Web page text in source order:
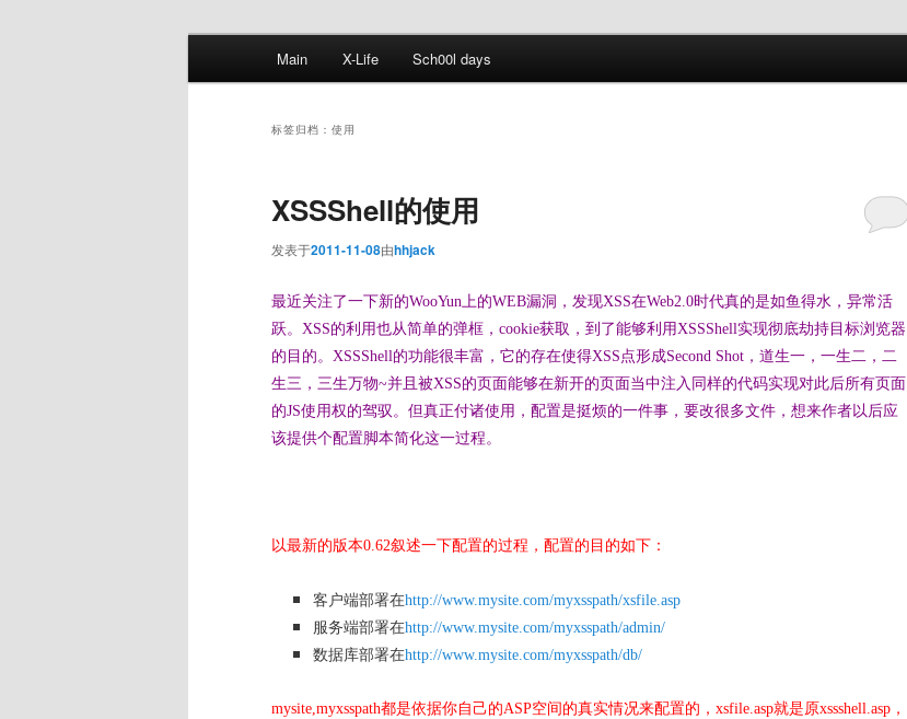
Main X-Life Sch00l days
标签归档： 使用
XSSShell的使用
发表于2011-11-08由hhjack
最近关注了一下新的WooYun上的WEB漏洞，发现XSS在Web2.0时代真的是如鱼得水，异常活
跃。XSS的利用也从简单的弹框，cookie获取，到了能够利用XSSShell实现彻底劫持目标浏览器
的目的。 XSSShell的功能很丰富，它的存在使得XSS点形成Second Shot，道生一，一生二，二
生三，三生万物~并且被XSS的页面能够在新开的页面当中注入同样的代码实现对此后所有页面
的JS使用权的驾驭。 但真正付诸使用，配置是挺烦的一件事，要改很多文件，想来作者以后应
该提供个配置脚本简化这一过程。
以最新的版本0.62叙述一下配置的过程，配置的目的如下：
客户端部署在http://www.mysite.com/myxsspath/xsfile.asp
服务端部署在http://www.mysite.com/myxsspath/admin/
数据库部署在http://www.mysite.com/myxsspath/db/
mysite,myxsspath都是依据你自己的ASP空间的真实情况来配置的，xsfile.asp就是原xssshell.asp，